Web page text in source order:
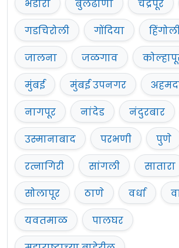
भंडारा
बुलढाणा चंद्रपूर
गडचिरोली
गोंदिया
जालना
जळगाव
मुंबई
मुंबई उपनगर
नागपूर
नांदेड नंदुरबार
उस्मानाबाद
परभणी पुणे
रत्नागिरी
सांगली सातारा
सोलापूर
ठाणे वर्धा
यवतमाळ
पालघर